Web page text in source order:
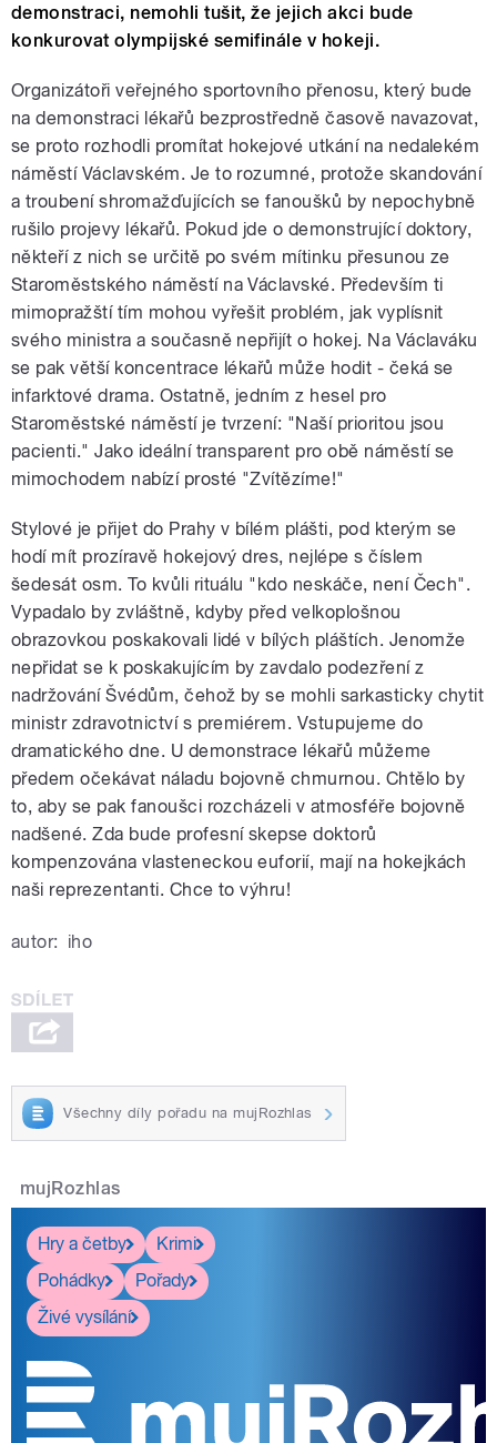
demonstraci, nemohli tušit, že jejich akci bude
konkurovat olympijské semifinále v hokeji.
Organizátoři veřejného sportovního přenosu, který bude
na demonstraci lékařů bezprostředně časově navazovat,
se proto rozhodli promítat hokejové utkání na nedalekém
náměstí Václavském. Je to rozumné, protože skandování
a troubení shromažďujících se fanoušků by nepochybně
rušilo projevy lékařů. Pokud jde o demonstrující doktory,
někteří z nich se určitě po svém mítinku přesunou ze
Staroměstského náměstí na Václavské. Především ti
mimopražští tím mohou vyřešit problém, jak vyplísnit
svého ministra a současně nepřijít o hokej. Na Václaváku
se pak větší koncentrace lékařů může hodit - čeká se
infarktové drama. Ostatně, jedním z hesel pro
Staroměstské náměstí je tvrzení: "Naší prioritou jsou
pacienti." Jako ideální transparent pro obě náměstí se
mimochodem nabízí prosté "Zvítězíme!"
Stylové je přijet do Prahy v bílém plášti, pod kterým se
hodí mít prozíravě hokejový dres, nejlépe s číslem
šedesát osm. To kvůli rituálu "kdo neskáče, není Čech".
Vypadalo by zvláštně, kdyby před velkoplošnou
obrazovkou poskakovali lidé v bílých pláštích. Jenomže
nepřidat se k poskakujícím by zavdalo podezření z
nadržování Švédům, čehož by se mohli sarkasticky chytit
ministr zdravotnictví s premiérem. Vstupujeme do
dramatického dne. U demonstrace lékařů můžeme
předem očekávat náladu bojovně chmurnou. Chtělo by
to, aby se pak fanoušci rozcházeli v atmosféře bojovně
nadšené. Zda bude profesní skepse doktorů
kompenzována vlasteneckou euforií, mají na hokejkách
naši reprezentanti. Chce to výhru!
autor: iho
Všechny díly pořadu na mujRozhlas
mujRozhlas
Hry a četby
Krimi
Pohádky
Pořady
Živé vysílání